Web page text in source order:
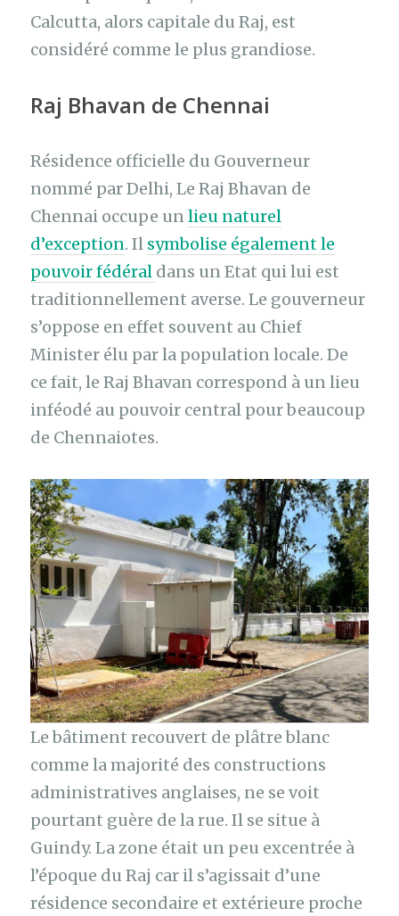
Calcutta, alors capitale du Raj, est
considéré comme le plus grandiose.
Raj Bhavan de Chennai
Résidence officielle du Gouverneur
nommé par Delhi, Le Raj Bhavan de
Chennai occupe unlieu naturel
d’exception. Il symbolise également le
pouvoir fédéral dans un Etat qui lui est
traditionnellement averse. Le gouverneur
s’oppose en effet souvent au Chief
Minister élu par la population locale. De
ce fait, le Raj Bhavan correspond à un lieu
inféodé au pouvoir central pour beaucoup
de Chennaiotes.
Le bâtiment recouvert de plâtre blanc
comme la majorité des constructions
administratives anglaises, ne se voit
pourtant guère de la rue. Il se situe à
Guindy. La zone était un peu excentrée à
l’époque du Raj car il s’agissait d’une
résidence secondaire et extérieure proche